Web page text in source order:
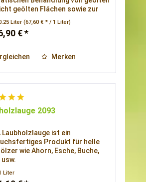
geölten Flächen sowie zur
von gewachsten Oberflächen.
Liter(67,60 € * / 1 Liter)
€ *
Merken
2093
Laubholzlauge ist ein
Produkt für helle
wie Ahorn, Esche, Buche,
usw.
Liter